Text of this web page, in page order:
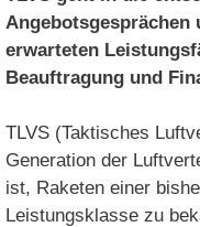
erwarteten
Beauftragung und
TLVS (Taktisches
Generation der
ist, Raketen einer
Leistungsklasse zu